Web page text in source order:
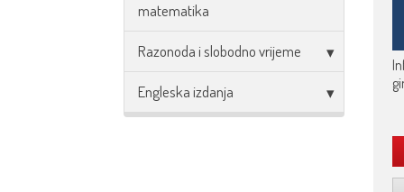
matematika
Razonoda i slobodno vrijeme
Engleska izdanja